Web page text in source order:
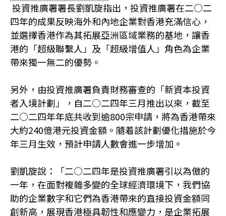
投資推廣署署長劉凱旋指出，投資推廣署在二○二
四年的成果反映海外和內地企業對香港充滿信心，
並選擇香港作為其拓展亞洲區域業務的基地，讓香
港的「超級聯繫人」及「超級增值人」角色為企業
帶來獨一無二的優勢。
另外，由投資推廣署負責財務審查的「新資本投資
者入境計劃」，自二○二四年三月推出以來，截至
二○二四年年底共收到逾800宗申請，將為香港帶來
大約240億港元投資金額。隨着該計劃優化措施於今
年三月生效，預計申請人數會進一步增加。
劉凱旋說：「二○二四年是投資推廣署引以為傲的
一年，在面對複雜多變的全球經濟環境下，我們協
助的企業數字和它們為香港帶來的直接投資金額同
創新高，展現香港極具韌性和應變力，是企業拓展